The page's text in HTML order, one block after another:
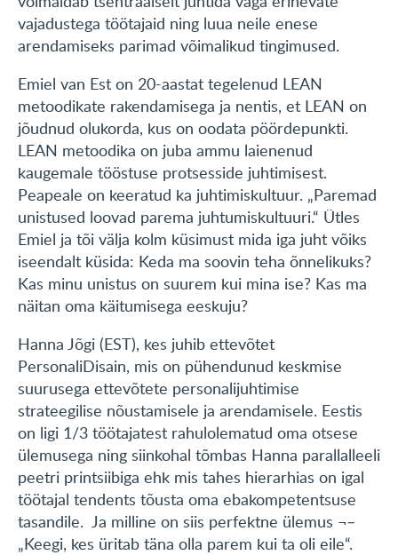
vajadustega töötajaid ning luua neile enese
arendamiseks parimad võimalikud tingimused.
Emiel van Est on 20-aastat tegelenud LEAN
metoodikate rakendamisega ja nentis, et LEAN on
jõudnud olukorda, kus on oodata pöördepunkti.
LEAN metoodika on juba ammu laienenud
kaugemale tööstuse protsesside juhtimisest.
Peapeale on keeratud ka juhtimiskultuur. „Paremad
unistused loovad parema juhtumiskultuuri.“ Ütles
Emiel ja tõi välja kolm küsimust mida iga juht võiks
iseendalt küsida: Keda ma soovin teha õnnelikuks?
Kas minu unistus on suurem kui mina ise? Kas ma
näitan oma käitumisega eeskuju?
Hanna Jõgi (EST), kes juhib ettevõtet
PersonaliDisain, mis on pühendunud keskmise
suurusega ettevõtete personalijuhtimise
strateegilise nõustamisele ja arendamisele. Eestis
on ligi 1/3 töötajatest rahulolematud oma otsese
ülemusega ning siinkohal tõmbas Hanna parallalleeli
peetri printsiibiga ehk mis tahes hierarhias on igal
töötajal tendents tõusta oma ebakompetentsuse
tasandile. Ja milline on siis perfektne ülemus ¬–
„Keegi, kes üritab täna olla parem kui ta oli eile“.